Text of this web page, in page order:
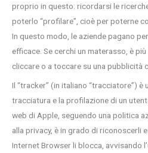
proprio in questo: ricordarsi le
poterlo “profilare”, cioè per poterne
In questo modo, le aziende pagano
efficace. Se cerchi un materasso, è
cliccare o a toccare su una pubblicità
Il “tracker” (in italiano “tracciatore”)
tracciatura e la profilazione di un
web di Apple, seguendo una politica
alla privacy, è in grado di riconoscerli
Internet Browser li blocca, avvisando